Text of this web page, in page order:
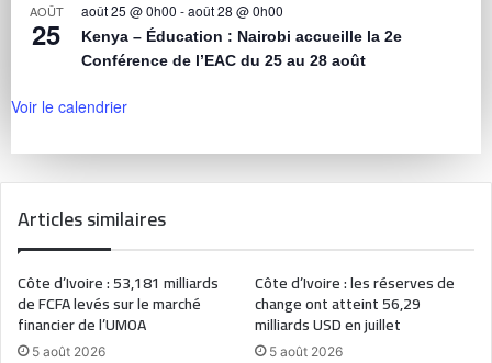
AOÛT
25
août 25 @ 0h00 -août 28 @ 0h00
Kenya – Éducation : Nairobi accueille la 2e
Conférence de l’EAC du 25 au 28 août
Voir le calendrier
Articles similaires
Côte d’Ivoire : 53,181 milliards
de FCFA levés sur le marché
financier de l’UMOA
5 août 2026
Côte d’Ivoire : les réserves de
change ont atteint 56,29
milliards USD en juillet
5 août 2026